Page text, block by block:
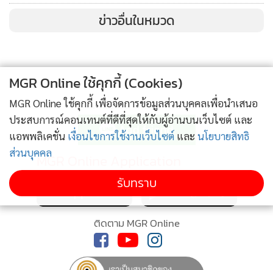
ข่าวอื่นในหมวด
ติดตามข่าวสารผ่านทาง LINE
MGR Online Application
ติดตาม MGR Online
MGR Online ใช้คุกกี้ (Cookies)
MGR Online ใช้คุกกี้ เพื่อจัดการข้อมูลส่วนบุคคลเพื่อนำเสนอ
ประสบการณ์คอนเทนต์ที่ดีที่สุดให้กับผู้อ่านบนเว็บไซต์ และ
แอพพลิเคชั่น เงื่อนไขการใช้งานเว็บไซต์ และ นโยบายสิทธิ
ส่วนบุคคล
รับทราบ